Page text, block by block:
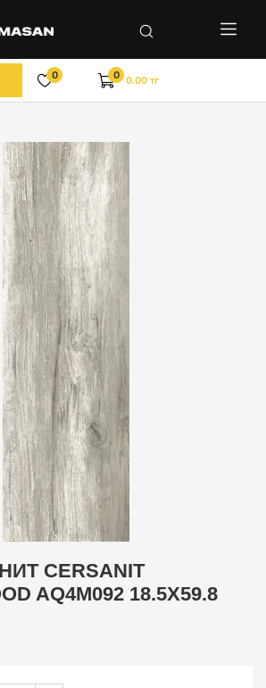
0 0 0.00 тг
CERSANIT
AQ4M092 18.5X59.8